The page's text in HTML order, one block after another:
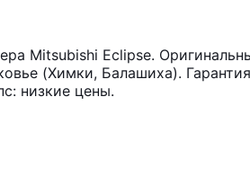
Mitsubishi Eclipse.
(Химки, Балашиха).
низкие цены.